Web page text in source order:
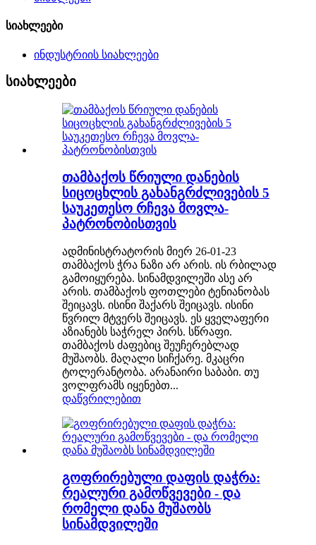
სიახლეები
ინდუსტრიის სიახლეები
სიახლეები
თამბაქოს წრიული დანების
სიცოცხლის გახანგრძლივების 5
საუკეთესო რჩევა მოვლა-
პატრონობისთვის
ადმინისტრატორის მიერ 26-01-23
თამბაქოს ჭრა ნაზი არ არის. ის რბილად
გამოიყურება. სინამდვილეში ასე არ
არის. თამბაქოს ფოთლები ტენიანობას
შეიცავს. ისინი შაქარს შეიცავს. ისინი
წვრილ მტვერს შეიცავს. ეს ყველაფერი
აზიანებს საჭრელ პირს. სწრაფი.
თამბაქოს ძაფებიც შეუჩერებლად
მუშაობს. მაღალი სიჩქარე. მკაცრი
ტოლერანტობა. არანაირი საბაბი. თუ
ვოლფრამს იყენებთ...
დაწვრილებით
გოფრირებული დაფის დაჭრა:
რეალური გამოწვევები - და
რომელი დანა მუშაობს
სინამდვილეში